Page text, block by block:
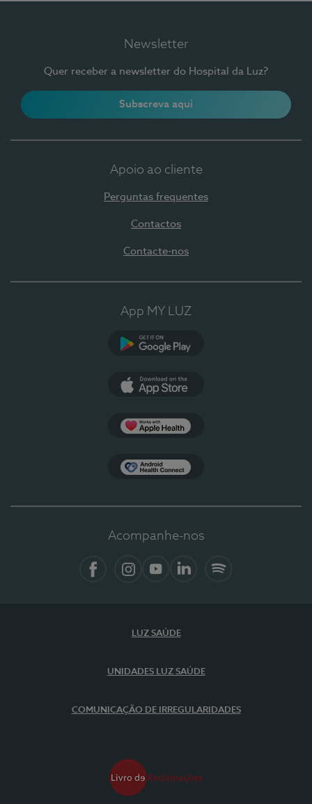
Newsletter
Quer receber a newsletter do Hospital da Luz?
Subscreva aqui
Apoio ao cliente
Perguntas frequentes
Contactos
Contacte-nos
App MY LUZ
Acompanhe-nos
LUZ SAÚDE
UNIDADES LUZ SAÚDE
COMUNICAÇÃO DE IRREGULARIDADES